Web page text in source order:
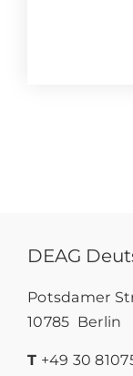
DEAG
Potsdamer
10785 Berlin
T +49 30